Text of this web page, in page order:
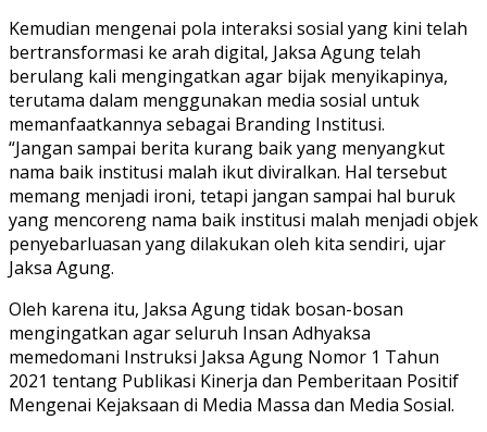
Kemudian mengenai pola interaksi sosial yang kini telah
bertransformasi ke arah digital, Jaksa Agung telah
berulang kali mengingatkan agar bijak menyikapinya,
terutama dalam menggunakan media sosial untuk
memanfaatkannya sebagai Branding Institusi.
“Jangan sampai berita kurang baik yang menyangkut
nama baik institusi malah ikut diviralkan. Hal tersebut
memang menjadi ironi, tetapi jangan sampai hal buruk
yang mencoreng nama baik institusi malah menjadi objek
penyebarluasan yang dilakukan oleh kita sendiri, ujar
Jaksa Agung.
Oleh karena itu, Jaksa Agung tidak bosan-bosan
mengingatkan agar seluruh Insan Adhyaksa
memedomani Instruksi Jaksa Agung Nomor 1 Tahun
2021 tentang Publikasi Kinerja dan Pemberitaan Positif
Mengenai Kejaksaan di Media Massa dan Media Sosial.